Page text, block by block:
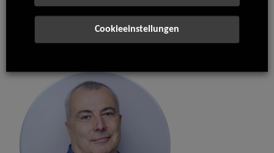
Ing. Kvido Štěpánek
Geschäftsführer
+420 602 453 157
kvido.stepanek@isolit-bravo.cz
Cookieeinstellungen